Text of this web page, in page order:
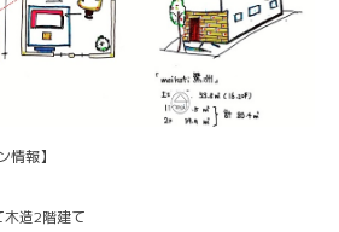
情報】
造2階建て